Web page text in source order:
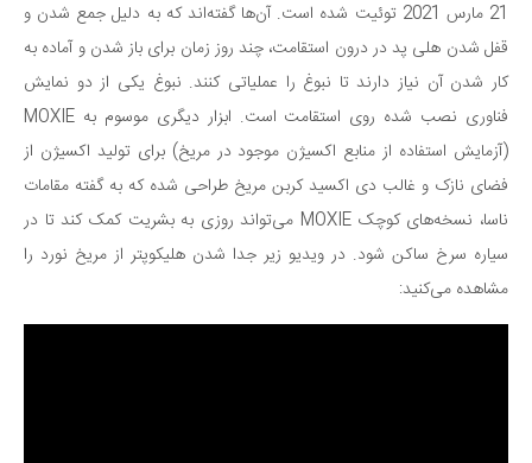
سرگرمی
دانستنی‌ها
بازی
طنز
فال
مسابقه
اخبار
21 مارس 2021 توئیت شده است. آن‌ها گفته‌اند که به دلیل جمع شدن و
قفل شدن هلی پد در درون استقامت، چند روز زمان برای باز شدن و آماده به
کار شدن آن نیاز دارند تا نبوغ را عملیاتی کنند. نبوغ یکی از دو نمایش
فناوری نصب شده روی استقامت است. ابزار دیگری موسوم به MOXIE
(آزمایش استفاده از منابع اکسیژن موجود در مریخ) برای تولید اکسیژن از
فضای نازک و غالب دی اکسید کربن مریخ طراحی شده که به گفته مقامات
ناسا، نسخه‌های کوچک MOXIE می‌تواند روزی به بشریت کمک کند تا در
سیاره سرخ ساکن شود. در ویدیو زیر جدا شدن هلیکوپتر از مریخ نورد را
مشاهده می‌کنید: